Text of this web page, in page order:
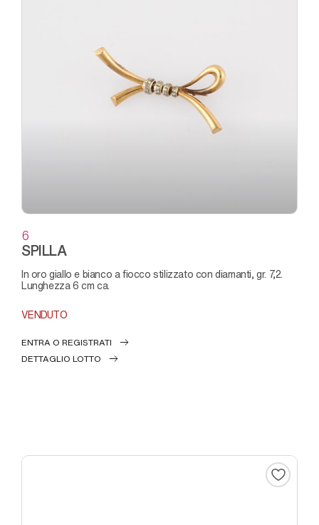
6
SPILLA
in oro giallo e bianco a fiocco stilizzato con diamanti, gr. 7,2.
Lunghezza 6 cm ca.
VENDUTO
ENTRA O REGISTRATI
DETTAGLIO LOTTO